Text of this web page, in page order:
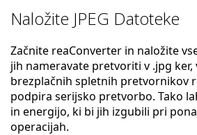
Naložite JPEG Datoteke
Začnite reaConverter in naložite
jih nameravate pretvoriti v .jpg
brezplačnih spletnih pretvornikov
podpira serijsko pretvorbo. Tako
in energijo, ki bi jih izgubili pri
operacijah.